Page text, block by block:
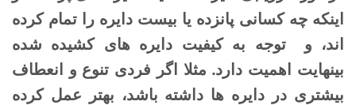
اینکه چه کسانی پانزده یا بیست دایره را تمام کرده
اند، و توجه به کیفیت دایره های کشیده شده
بینهایت اهمیت دارد. مثلا اگر فردی تنوع و انعطاف
بیشتری در دایره ها داشته باشد، بهتر عمل کرده